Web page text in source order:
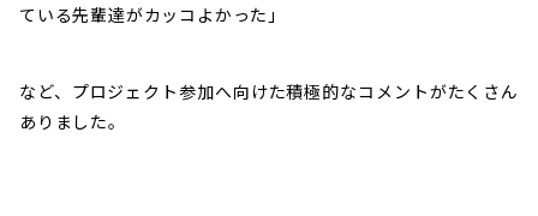
ている先輩達がカッコよかった」
など、プロジェクト参加へ向けた積極的なコメントがたくさん
ありました。